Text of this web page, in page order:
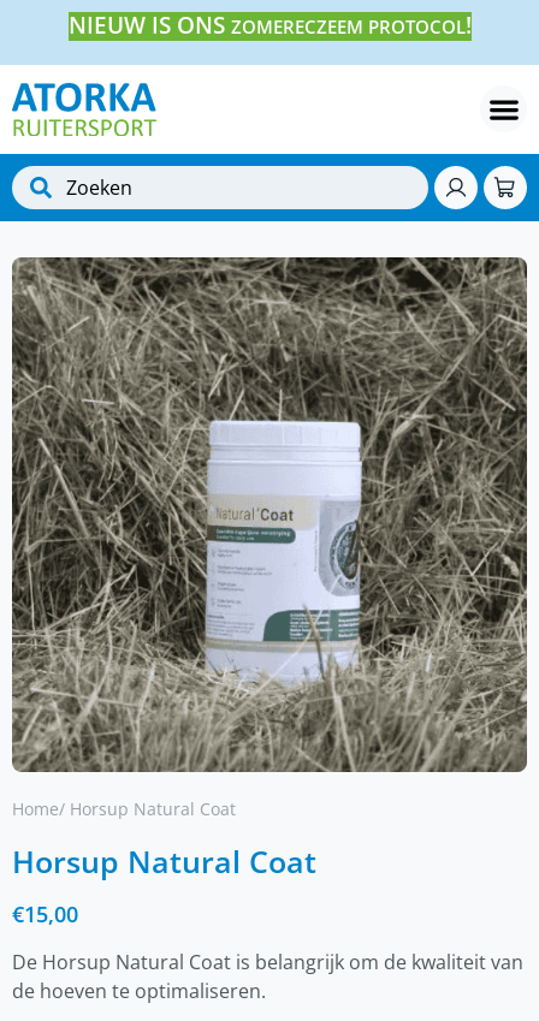
NIEUW IS ONS ZOMERECZEEM PROTOCOL!
Home/ Horsup Natural Coat
Horsup Natural Coat
€15,00
De Horsup Natural Coat is belangrijk om de kwaliteit van
de hoeven te optimaliseren.